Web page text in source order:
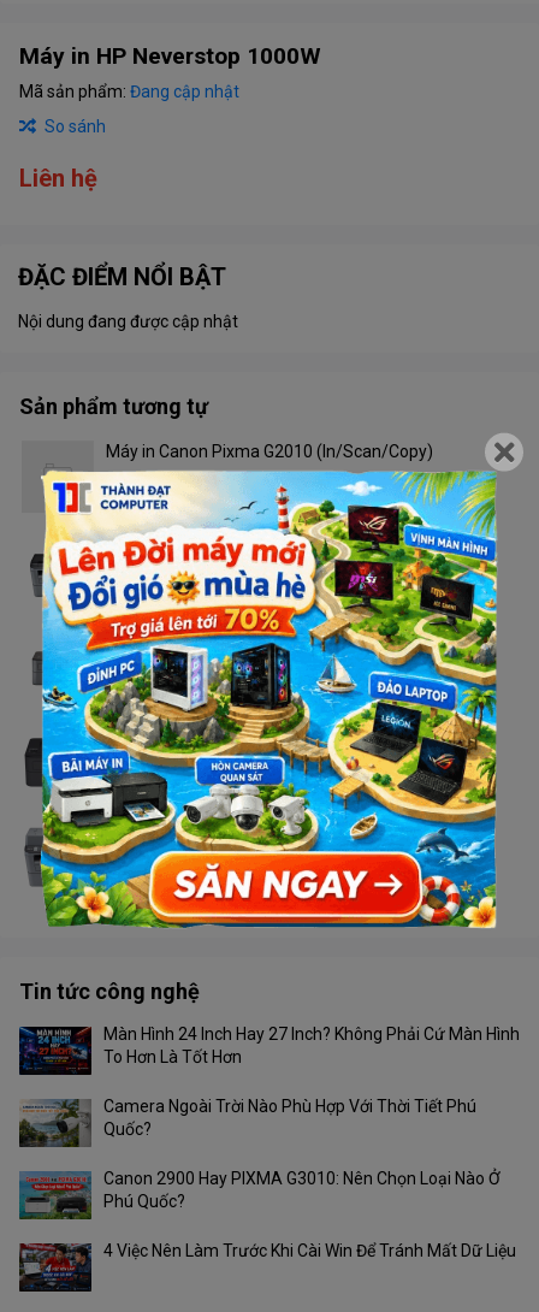
Máy in HP Neverstop 1000W
Mã sản phẩm: Đang cập nhật
So sánh
Liên hệ
ĐẶC ĐIỂM NỔI BẬT
Nội dung đang được cập nhật
Sản phẩm tương tự
Máy in Canon Pixma G2010 (In/Scan/Copy)
Liên hệ
Máy in Brother DCP - L2520D
Liên hệ
Máy in Brother HL - L2321D
Liên hệ
Máy in Brother HL - L2366DW
Liên hệ
Máy in Brother MFC - 2701DW
Liên hệ
Tin tức công nghệ
Màn Hình 24 Inch Hay 27 Inch? Không Phải Cứ Màn Hình
To Hơn Là Tốt Hơn
Camera Ngoài Trời Nào Phù Hợp Với Thời Tiết Phú
Quốc?
Canon 2900 Hay PIXMA G3010: Nên Chọn Loại Nào Ở
Phú Quốc?
4 Việc Nên Làm Trước Khi Cài Win Để Tránh Mất Dữ Liệu